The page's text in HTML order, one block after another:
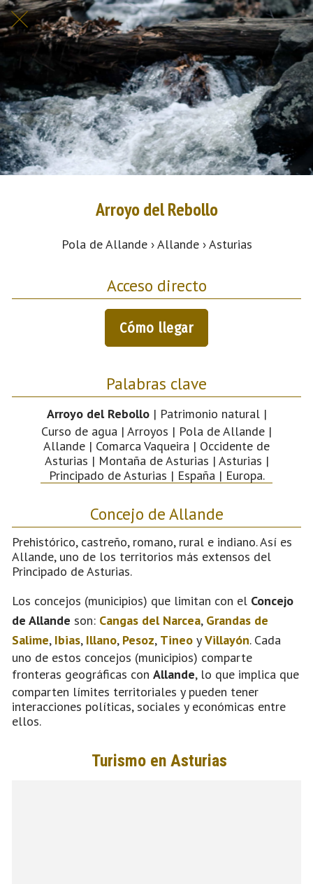
Arroyo del Rebollo
Pola de Allande › Allande › Asturias
Acceso directo
Cómo llegar
Palabras clave
Arroyo del Rebollo| Patrimonio natural |
Curso de agua | Arroyos | Pola de Allande |
Allande | Comarca Vaqueira | Occidente de
Asturias | Montaña de Asturias | Asturias |
Principado de Asturias | España | Europa.
Concejo de Allande
Prehistórico, castreño, romano, rural e indiano. Así es
Allande, uno de los territorios más extensos del
Principado de Asturias.
Los concejos (municipios) que limitan con el Concejo
de Allande son: Cangas del Narcea, Grandas de
Salime, Ibias, Illano, Pesoz, Tineo yVillayón. Cada
uno de estos concejos (municipios) comparte
fronteras geográficas con Allande, lo que implica que
comparten límites territoriales y pueden tener
interacciones políticas, sociales y económicas entre
ellos.